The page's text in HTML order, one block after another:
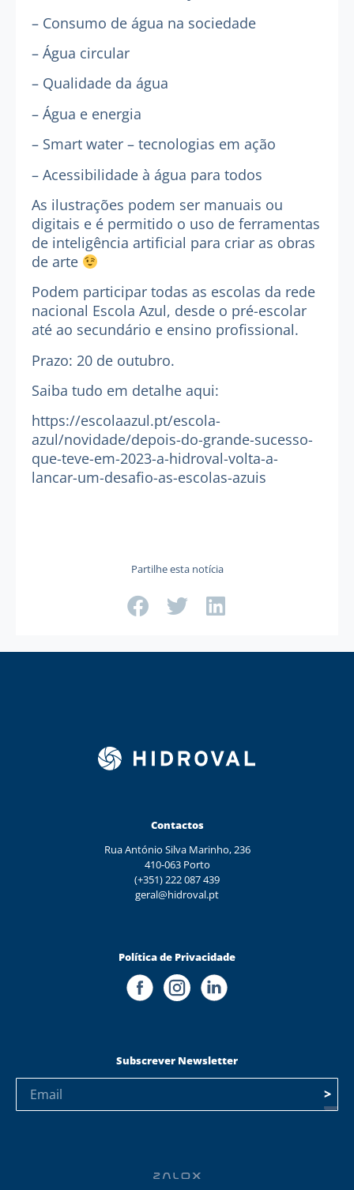
– Consumo de água na sociedade
– Água circular
– Qualidade da água
– Água e energia
– Smart water – tecnologias em ação
– Acessibilidade à água para todos
As ilustrações podem ser manuais ou
digitais e é permitido o uso de ferramentas
de inteligência artificial para criar as obras
de arte
Podem participar todas as escolas da rede
nacional Escola Azul, desde o pré-escolar
até ao secundário e ensino profissional.
Prazo: 20 de outubro.
Saiba tudo em detalhe aqui:
https://escolaazul.pt/escola-
azul/novidade/depois-do-grande-sucesso-
que-teve-em-2023-a-hidroval-volta-a-
lancar-um-desafio-as-escolas-azuis
Partilhe esta notícia
Contactos
Rua António Silva Marinho, 236
410-063 Porto
(+351) 222 087 439
geral@hidroval.pt
Política de Privacidade
Subscrever Newsletter
>